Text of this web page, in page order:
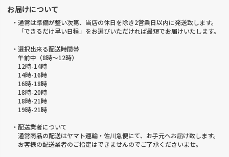
お届けについて
・通常は準備が整い次第、当店の休日を除き2営業日以内に発送致します。
「できるだけ早い日程」をお選びいただければ最短でお届けいたします。
・選択出来る配送時間帯
午前中（8時～12時）
12時-14時
14時-16時
16時-18時
18時-20時
18時-21時
19時-21時
・配送業者について
通常商品の配送はヤマト運輸・佐川急便にて、お手元へお届け致します。
お客様の配送業者のご指定はできませんのでご了承くださいませ。